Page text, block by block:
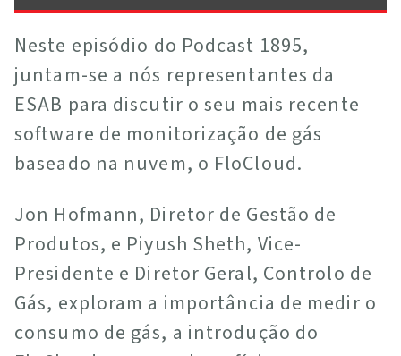
Neste episódio do Podcast 1895,
juntam-se a nós representantes da
ESAB para discutir o seu mais recente
software de monitorização de gás
baseado na nuvem, o FloCloud.
Jon Hofmann, Diretor de Gestão de
Produtos, e Piyush Sheth, Vice-
Presidente e Diretor Geral, Controlo de
Gás, exploram a importância de medir o
consumo de gás, a introdução do